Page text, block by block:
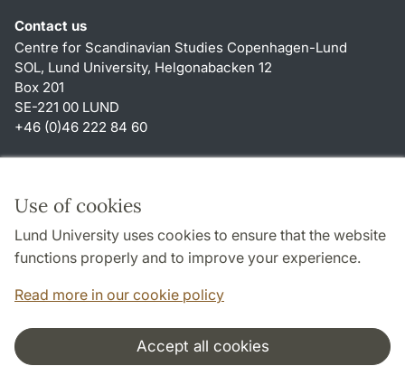
Use of cookies
Lund University uses cookies to ensure that the website
functions properly and to improve your experience.
Read more in our cookie policy
Accept all cookies
Contact us
Centre for Scandinavian Studies Copenhagen-Lund
SOL, Lund University, Helgonabacken 12
Box 201
SE-221 00 LUND
+46 (0)46 222 84 60
About this website and cookies
Privacy policy
Accessibility